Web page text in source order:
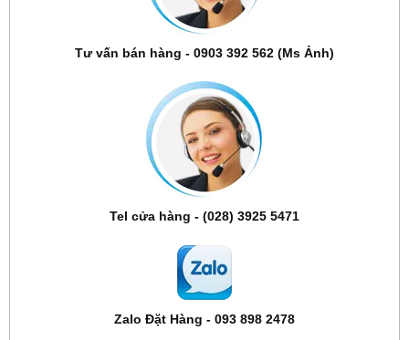
Tư vấn bán hàng - 0903 392 562 (Ms Ảnh)
Tel cửa hàng - (028) 3925 5471
Zalo Đặt Hàng - 093 898 2478